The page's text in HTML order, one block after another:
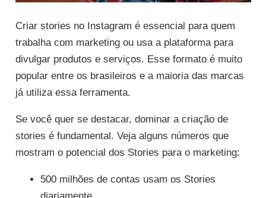
Criar stories no Instagram é essencial para quem
trabalha com marketing ou usa a plataforma para
divulgar produtos e serviços. Esse formato é muito
popular entre os brasileiros e a maioria das marcas
já utiliza essa ferramenta.
Se você quer se destacar, dominar a criação de
stories é fundamental. Veja alguns números que
mostram o potencial dos Stories para o marketing:
500 milhões de contas usam os Stories
diariamente.